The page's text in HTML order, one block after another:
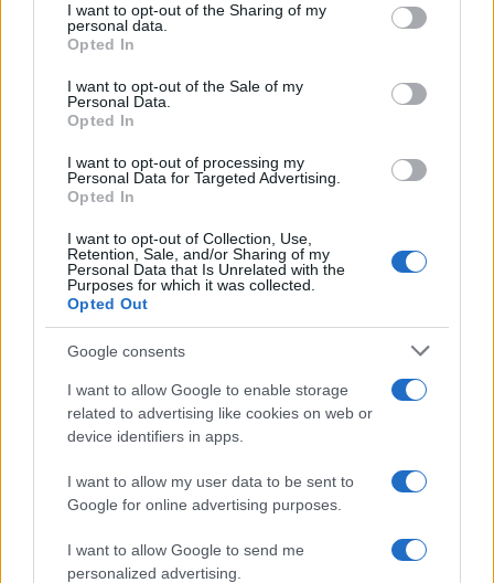
not limited to your visit or usage behaviour. You may click to
grant or deny consent to Google and its third-party tags to
use your data for below specified purposes in below Google
consent section.
I want to opt-out of the Sharing of my
personal data.
Opted In
I want to opt-out of the Sale of my
Personal Data.
Opted In
I want to opt-out of processing my
Personal Data for Targeted Advertising.
Opted In
I want to opt-out of Collection, Use,
Retention, Sale, and/or Sharing of my
Personal Data that Is Unrelated with the
Purposes for which it was collected.
Opted Out
Google consents
I want to allow Google to enable storage
related to advertising like cookies on web or
device identifiers in apps.
I want to allow my user data to be sent to
Google for online advertising purposes.
I want to allow Google to send me
personalized advertising.
nuovo modo di socializzare
Cristian Castiglioni · 5 Ago 2026
PEOPLE NEWS
Danza classica pop con Roberto Bolle: da dove
iniziare